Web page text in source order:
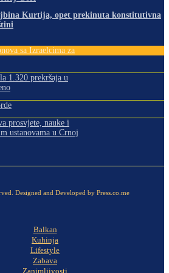
Kurtija, opet prekinuta konstitutivna
sa Izraelcima za
1.320 prekršaja u
prosvjete, nauke i
ustanovama u Crnoj
Designed and Developed by Press.co.me
Balkan
Kuhinja
Lifestyle
Zabava
Zanimljivosti